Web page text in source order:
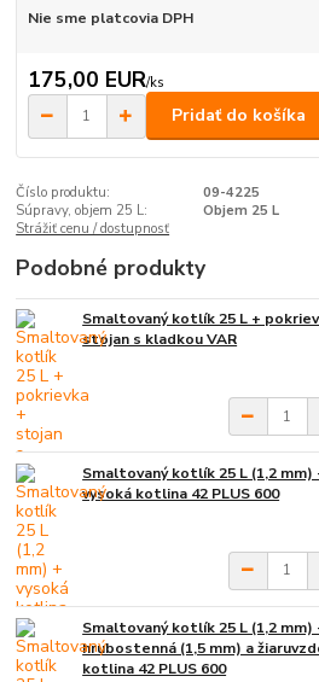
Nie sme platcovia DPH
175,00 EUR/ks
Pridať do košíka
Číslo produktu:
09-4225
Súpravy, objem 25 L:
Objem 25 L
Strážiť cenu / dostupnosť
Podobné produkty
Smaltovaný kotlík 25 L +
stojan s kladkou VAR
Smaltovaný kotlík 25 L (1,2 mm)
vysoká kotlina 42 PLUS 600
Smaltovaný kotlík 25 L (1,2 mm)
hrubostenná (1,5 mm) a
kotlina 42 PLUS 600